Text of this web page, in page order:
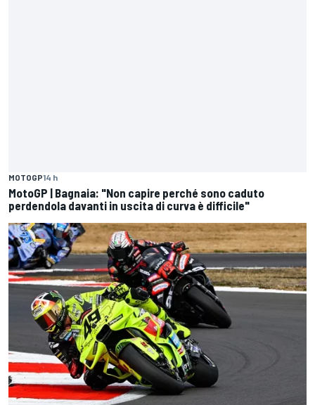
MOTOGP14 h
MotoGP | Bagnaia: "Non capire perché sono caduto
perdendola davanti in uscita di curva è difficile"